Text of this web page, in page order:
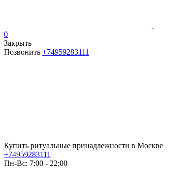
0
Закрыть
Позвонить +74959283111
Купить ритуальные принадлежности в Москве
+74959283111
Пн-Вс: 7:00 - 22:00